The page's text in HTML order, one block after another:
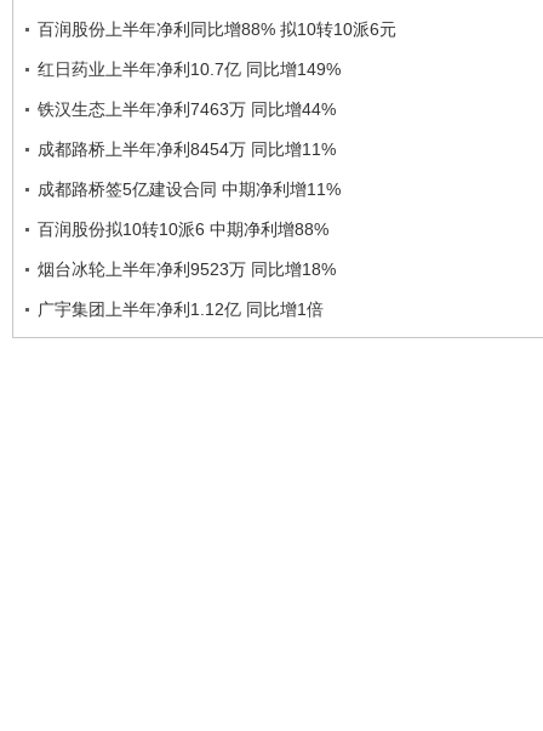
百润股份上半年净利同比增88% 拟10转10派6元
红日药业上半年净利10.7亿 同比增149%
铁汉生态上半年净利7463万 同比增44%
成都路桥上半年净利8454万 同比增11%
成都路桥签5亿建设合同 中期净利增11%
百润股份拟10转10派6 中期净利增88%
烟台冰轮上半年净利9523万 同比增18%
广宇集团上半年净利1.12亿 同比增1倍